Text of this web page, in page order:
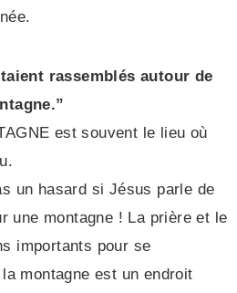
rassemblés autour de
est souvent le lieu où
un hasard si Jésus parle de
une montagne ! La prière et le
importants pour se
montagne est un endroit